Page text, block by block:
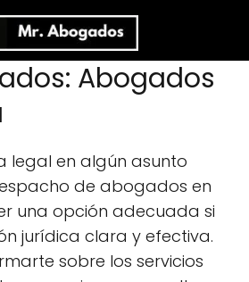
Abogados
legal en algún asunto
de abogados en
una opción adecuada si
jurídica clara y efectiva.
sobre los servicios